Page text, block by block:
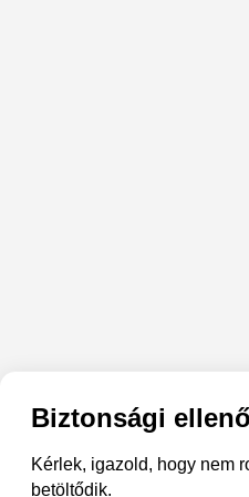
Biztonsági
Kérlek, igazold, hogy nem
betöltődik.